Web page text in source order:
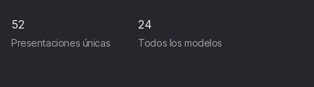
52
Presentaciones únicas
24
Todos los modelos